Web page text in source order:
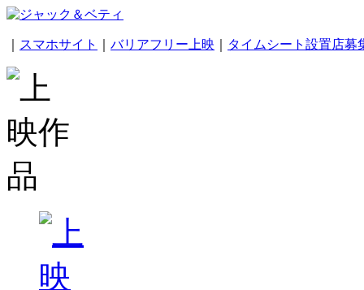
スマホサイト バリアフリー上映 タイムシート設置店募